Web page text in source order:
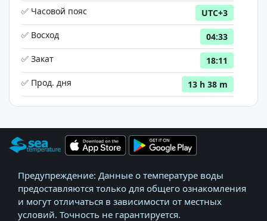
✅ Часовой пояс
UTC+3
✅ Восход
04:33
✅ Закат
18:11
✅ Прод. дня
13 h 38 m
Предупреждение: Данные о температуре воды
предоставляются только для общего ознакомления
и могут отличаться в зависимости от местных
условий. Точность не гарантируется.